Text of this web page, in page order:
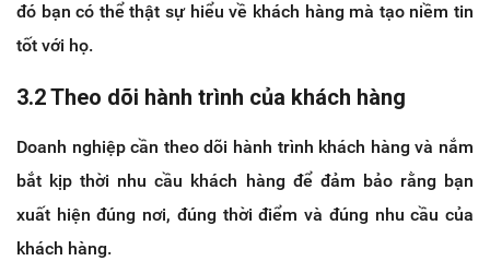
đó bạn có thể thật sự hiểu về khách hàng mà tạo niềm tin
tốt với họ.
3.2 Theo dõi hành trình của khách hàng
Doanh nghiệp cần theo dõi hành trình khách hàng và nắm
bắt kịp thời nhu cầu khách hàng để đảm bảo rằng bạn
xuất hiện đúng nơi, đúng thời điểm và đúng nhu cầu của
khách hàng.